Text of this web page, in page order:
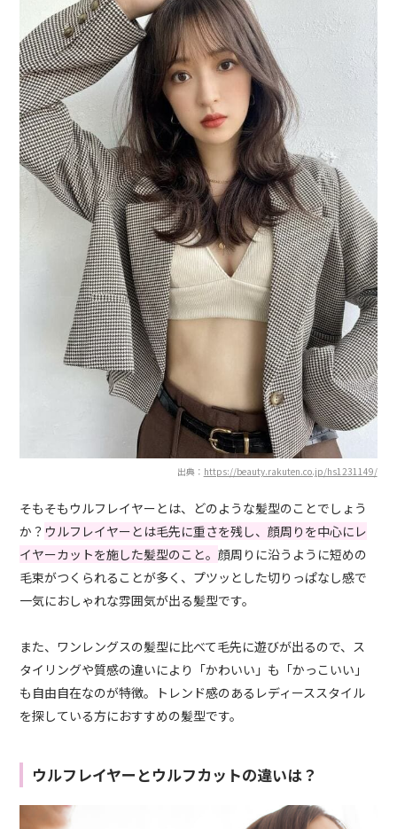
出典： https://beauty.rakuten.co.jp/hs1231149/
そもそもウルフレイヤーとは、どのような髪型のことでしょう
か？ ウルフレイヤーとは毛先に重さを残し、顔周りを中心にレ
イヤーカットを施した髪型のこと。顔周りに沿うように短めの
毛束がつくられることが多く、プツッとした切りっぱなし感で
一気におしゃれな雰囲気が出る髪型です。
また、ワンレングスの髪型に比べて毛先に遊びが出るので、ス
タイリングや質感の違いにより「かわいい」も「かっこいい」
も自由自在なのが特徴。トレンド感のあるレディーススタイル
を探している方におすすめの髪型です。
ウルフレイヤーとウルフカットの違いは？